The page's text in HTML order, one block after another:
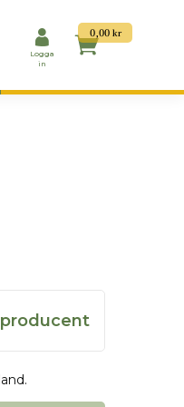
Logga
in
0,00 kr
råvaror, kunskap och